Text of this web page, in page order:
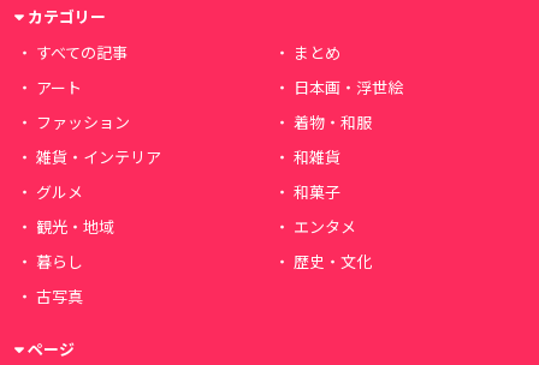
カテゴリー
すべての記事
まとめ
アート
日本画・浮世絵
ファッション
着物・和服
雑貨・インテリア
和雑貨
グルメ
和菓子
観光・地域
エンタメ
暮らし
歴史・文化
古写真
ページ